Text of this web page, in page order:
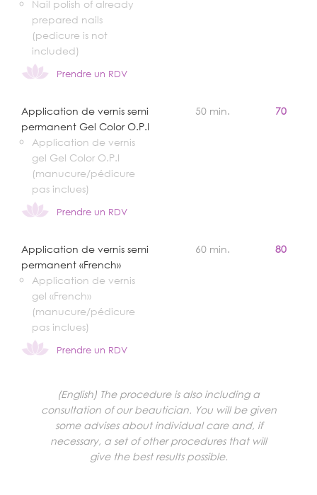
Nail polish of already
prepared nails
(pedicure is not
included)
Prendre un RDV
Application de vernis semi
permanent Gel Color O.P.I
Application de vernis
gel Gel Color O.P.I
(manucure/pédicure
pas inclues)
Prendre un RDV
50 min. 70
Application de vernis semi
permanent «French»
Application de vernis
gel «French»
(manucure/pédicure
pas inclues)
Prendre un RDV
60 min. 80
(English) The procedure is also including a
consultation of our beautician. You will be given
some advises about individual care and, if
necessary, a set of other procedures that will
give the best results possible.